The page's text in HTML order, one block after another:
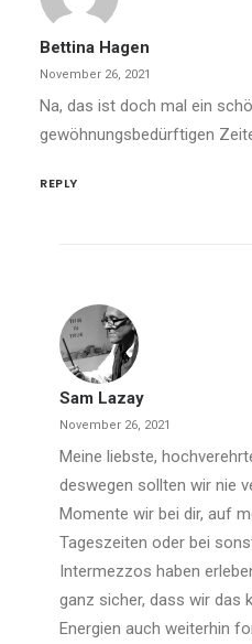
Bettina Hagen
November 26, 2021
Na, das ist doch mal ein
gewöhnungsbedürftigen
REPLY
Sam Lazay
November 26, 2021
Meine liebste,
deswegen sollten wir nie
Momente wir bei dir, auf
Tageszeiten oder bei
Intermezzos haben
ganz sicher, dass wir das
Energien auch weiterhin